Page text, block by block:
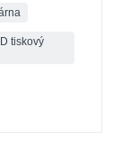
tiskový